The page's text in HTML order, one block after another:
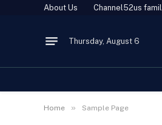
About Us Channel52us
Thursday, August 6
Home » Sample Page